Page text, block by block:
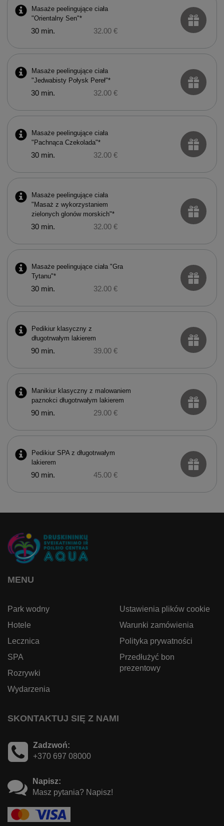
Masaże peelingujące ciała
"Orientalny Sen"*
30 min. 32.00 €
Masaże peelingujące ciała
"Jedwabisty Połysk Pereł"*
30 min. 32.00 €
Masaże peelingujące ciała
"Pachnąca Czekolada"*
30 min. 32.00 €
Masaże peelingujące ciała
"Masaż z wykorzystaniem
zielonych glonów morskich"*
30 min. 32.00 €
Masaże peelingujące ciała "Gra
Tytanu"*
30 min. 32.00 €
Pedikiur klasyczny z
długotrwałym lakierem
90 min. 39.00 €
Manikiur klasyczny z malowaniem
paznokci długotrwałym lakierem
90 min. 29.00 €
Pedikiur SPA z długotrwałym
lakierem
90 min. 45.00 €
MENU
Park wodny
Hotele
Lecznica
SPA
Rozrywki
Wydarzenia
Ustawienia plików cookie
Warunki zamówienia
Polityka prywatności
Przedłużyć bon
prezentowy
SKONTAKTUJ SIĘ Z NAMI
Zadzwoń:
+370 697 08000
Napisz:
Masz pytania? Napisz!